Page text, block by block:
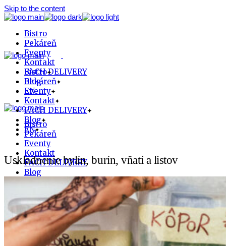
Skip to the content
Bistro
Pekáreň
Eventy
Kontakt
FACH DELIVERY
Blog
EN
Bistro
Pekáreň
Eventy
Kontakt
FACH DELIVERY
Blog
EN
Bistro
Pekáreň
Eventy
Kontakt
FACH DELIVERY
Blog
EN
Uskladnenie bylín, burín, vňatí a listov